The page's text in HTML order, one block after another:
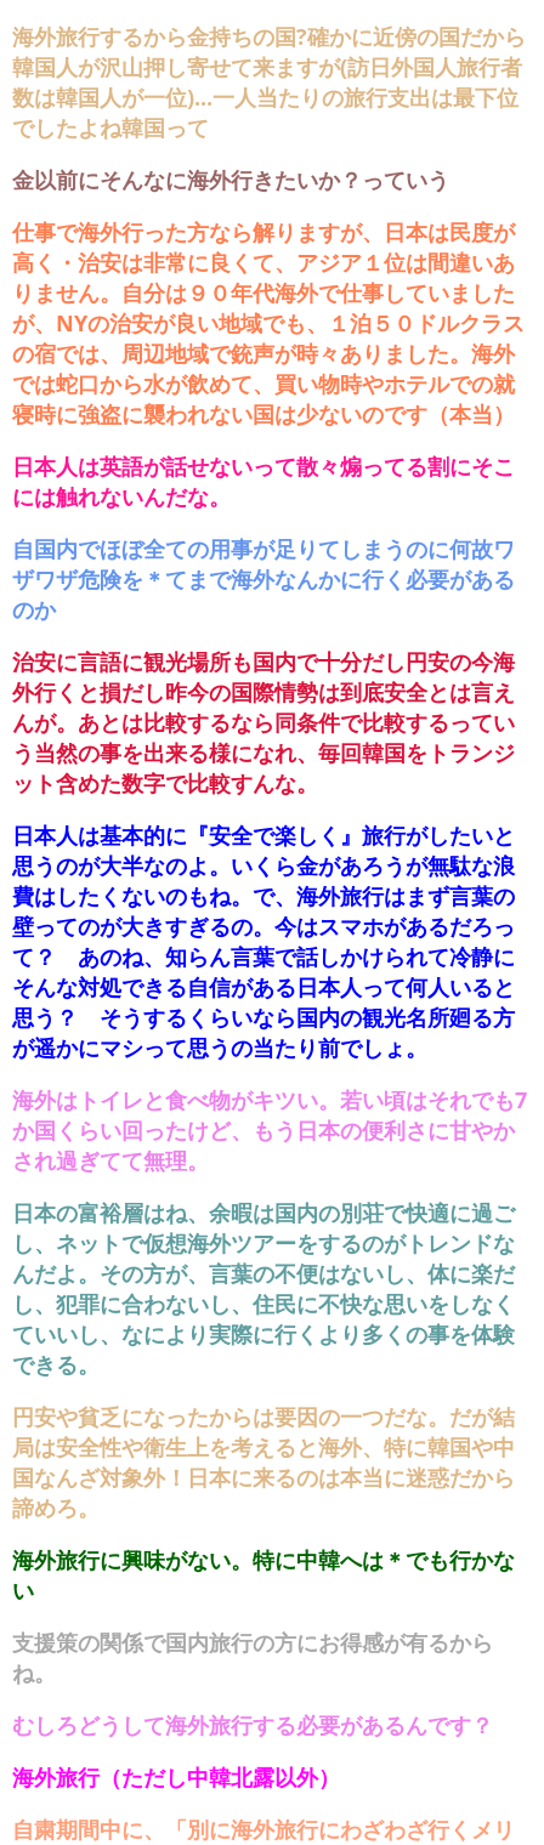
海外旅行するから金持ちの国?確かに近傍の国だから
韓国人が沢山押し寄せて来ますが(訪日外国人旅行者
数は韓国人が一位)...一人当たりの旅行支出は最下位
でしたよね韓国って
金以前にそんなに海外行きたいか？っていう
仕事で海外行った方なら解りますが、日本は民度が
高く・治安は非常に良くて、アジア１位は間違いあ
りません。自分は９０年代海外で仕事していました
が、NYの治安が良い地域でも、１泊５０ドルクラス
の宿では、周辺地域で銃声が時々ありました。海外
では蛇口から水が飲めて、買い物時やホテルでの就
寝時に強盗に襲われない国は少ないのです（本当）
日本人は英語が話せないって散々煽ってる割にそこ
には触れないんだな。
自国内でほぼ全ての用事が足りてしまうのに何故ワ
ザワザ危険を＊てまで海外なんかに行く必要がある
のか
治安に言語に観光場所も国内で十分だし円安の今海
外行くと損だし昨今の国際情勢は到底安全とは言え
んが。あとは比較するなら同条件で比較するってい
う当然の事を出来る様になれ、毎回韓国をトランジ
ット含めた数字で比較すんな。
日本人は基本的に『安全で楽しく』旅行がしたいと
思うのが大半なのよ。いくら金があろうが無駄な浪
費はしたくないのもね。で、海外旅行はまず言葉の
壁ってのが大きすぎるの。今はスマホがあるだろっ
て？ あのね、知らん言葉で話しかけられて冷静に
そんな対処できる自信がある日本人って何人いると
思う？ そうするくらいなら国内の観光名所廻る方
が遥かにマシって思うの当たり前でしょ。
海外はトイレと食べ物がキツい。若い頃はそれでも7
か国くらい回ったけど、もう日本の便利さに甘やか
され過ぎてて無理。
日本の富裕層はね、余暇は国内の別荘で快適に過ご
し、ネットで仮想海外ツアーをするのがトレンドな
んだよ。その方が、言葉の不便はないし、体に楽だ
し、犯罪に合わないし、住民に不快な思いをしなく
ていいし、なにより実際に行くより多くの事を体験
できる。
円安や貧乏になったからは要因の一つだな。だが結
局は安全性や衛生上を考えると海外、特に韓国や中
国なんざ対象外！日本に来るのは本当に迷惑だから
諦めろ。
海外旅行に興味がない。特に中韓へは＊でも行かな
い
支援策の関係で国内旅行の方にお得感が有るから
ね。
むしろどうして海外旅行する必要があるんです？
海外旅行（ただし中韓北露以外）
自粛期間中に、「別に海外旅行にわざわざ行くメリ